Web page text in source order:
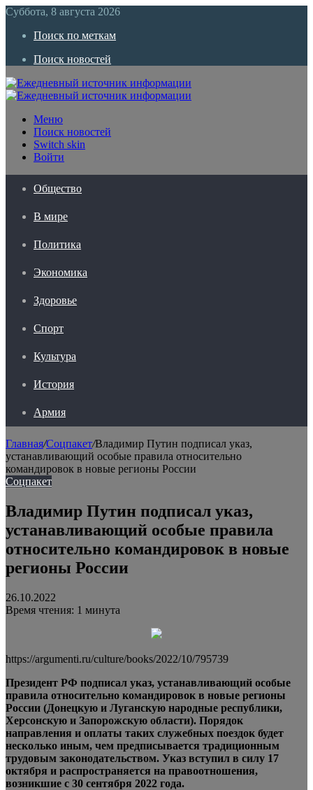
Суббота, 8 августа 2026
Поиск по меткам
Поиск новостей
Меню
Поиск новостей
Switch skin
Войти
Общество
В мире
Политика
Экономика
Здоровье
Спорт
Культура
История
Армия
Главная/Соцпакет/Владимир Путин подписал указ,
устанавливающий особые правила относительно
командировок в новые регионы России
Соцпакет
Владимир Путин подписал указ,
устанавливающий особые правила
относительно командировок в новые
регионы России
26.10.2022
Время чтения: 1 минута
https://argumenti.ru/culture/books/2022/10/795739
Президент РФ подписал указ, устанавливающий особые
правила относительно командировок в новые регионы
России (Донецкую и Луганскую народные республики,
Херсонскую и Запорожскую области). Порядок
направления и оплаты таких служебных поездок будет
несколько иным, чем предписывается традиционным
трудовым законодательством. Указ вступил в силу 17
октября и распространяется на правоотношения,
возникшие с 30 сентября 2022 года.